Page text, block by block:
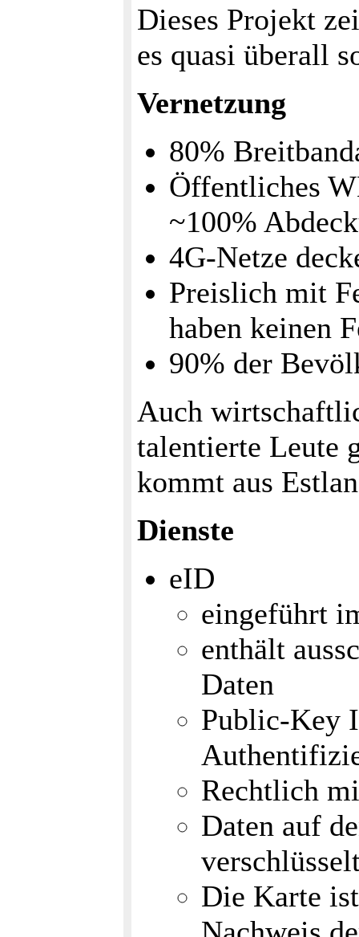
Dieses Projekt
es quasi überall
Vernetzung
80%
Öffentliches
~100%
4G-Netze
Preislich mit
haben keinen
90% der
Auch
talentierte Leute
kommt aus
Dienste
eID
eingeführt
enthält
Daten
Public-Key
Rechtlich
Daten auf
Die Karte